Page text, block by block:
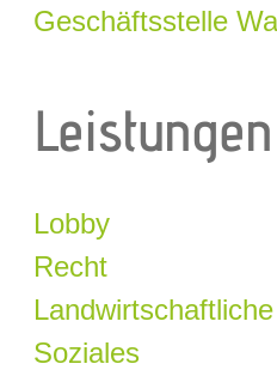
Geschäftsstelle
Leistungen
Lobby
Recht
Soziales